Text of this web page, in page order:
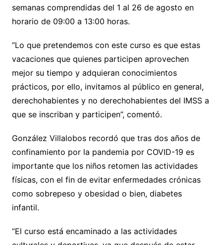
semanas comprendidas del 1 al 26 de agosto en
horario de 09:00 a 13:00 horas.
“Lo que pretendemos con este curso es que estas
vacaciones que quienes participen aprovechen
mejor su tiempo y adquieran conocimientos
prácticos, por ello, invitamos al público en general,
derechohabientes y no derechohabientes del IMSS a
que se inscriban y participen”, comentó.
González Villalobos recordó que tras dos años de
confinamiento por la pandemia por COVID-19 es
importante que los niños retomen las actividades
físicas, con el fin de evitar enfermedades crónicas
como sobrepeso y obesidad o bien, diabetes
infantil.
“El curso está encaminado a las actividades